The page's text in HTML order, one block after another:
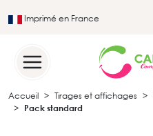
Imprimé en France
Accueil Tirages et affichages
Pack standard